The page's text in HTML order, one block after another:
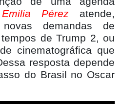
Emilia Pérez atende,
demandas de
de Trump 2, ou
cinematográfica que
resposta depende
do Brasil no Oscar